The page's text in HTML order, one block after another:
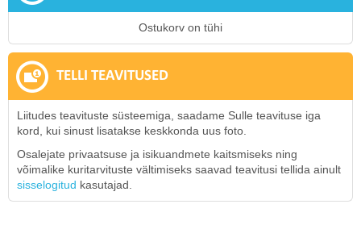
Ostukorv on tühi
TELLI TEAVITUSED
Liitudes teavituste süsteemiga, saadame Sulle teavituse iga
kord, kui sinust lisatakse keskkonda uus foto.
Osalejate privaatsuse ja isikuandmete kaitsmiseks ning
võimalike kuritarvituste vältimiseks saavad teavitusi tellida ainult
sisselogitud kasutajad.